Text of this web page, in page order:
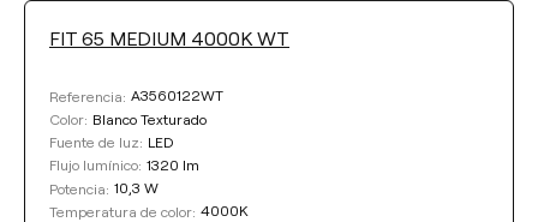
FIT 65 MEDIUM 4000K WT
Referencia: A3560122WT
Color: Blanco Texturado
Fuente de luz: LED
Flujo lumínico: 1320 lm
Potencia: 10,3 W
Temperatura de color: 4000K